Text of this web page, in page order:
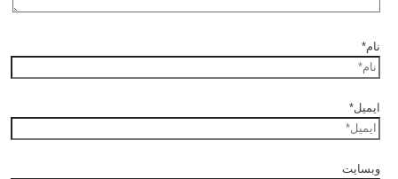
نام*
ایمیل*
وبسایت